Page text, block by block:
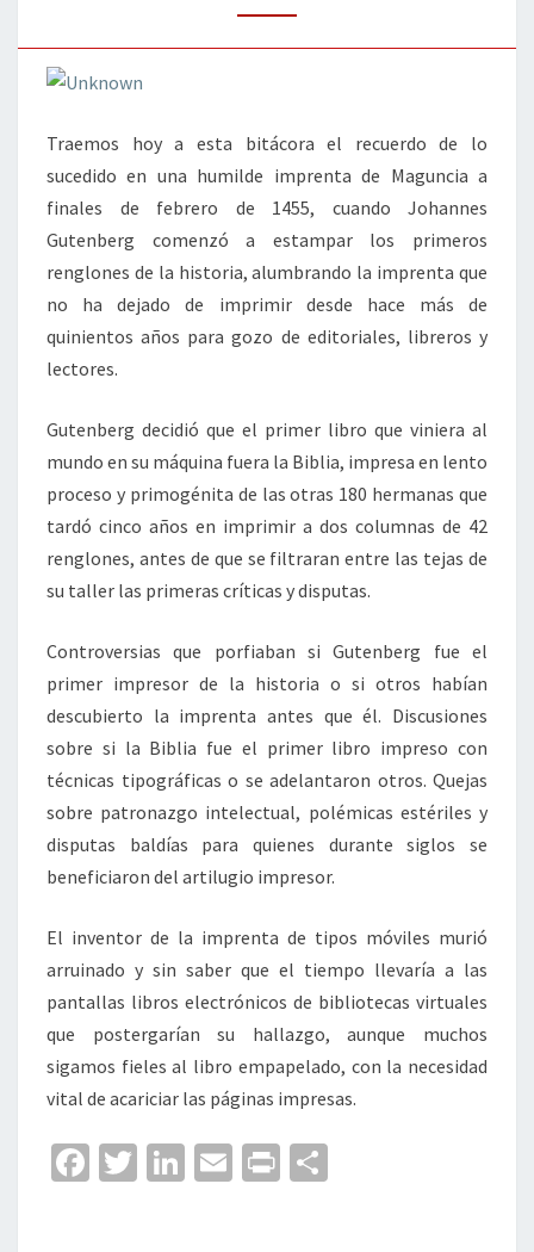
Traemos hoy a esta bitácora el recuerdo de lo
sucedido en una humilde imprenta de Maguncia a
finales de febrero de 1455, cuando Johannes
Gutenberg comenzó a estampar los primeros
renglones de la historia, alumbrando la imprenta que
no ha dejado de imprimir desde hace más de
quinientos años para gozo de editoriales, libreros y
lectores.
Gutenberg decidió que el primer libro que viniera al
mundo en su máquina fuera la Biblia, impresa en lento
proceso y primogénita de las otras 180 hermanas que
tardó cinco años en imprimir a dos columnas de 42
renglones, antes de que se filtraran entre las tejas de
su taller las primeras críticas y disputas.
Controversias que porfiaban si Gutenberg fue el
primer impresor de la historia o si otros habían
descubierto la imprenta antes que él. Discusiones
sobre si la Biblia fue el primer libro impreso con
técnicas tipográficas o se adelantaron otros. Quejas
sobre patronazgo intelectual, polémicas estériles y
disputas baldías para quienes durante siglos se
beneficiaron del artilugio impresor.
El inventor de la imprenta de tipos móviles murió
arruinado y sin saber que el tiempo llevaría a las
pantallas libros electrónicos de bibliotecas virtuales
que postergarían su hallazgo, aunque muchos
sigamos fieles al libro empapelado, con la necesidad
vital de acariciar las páginas impresas.
Fa T
Li
E
Pr